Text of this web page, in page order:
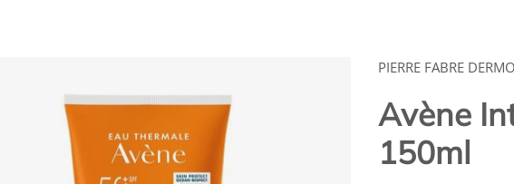
PIERRE FABRE
Avène
150ml